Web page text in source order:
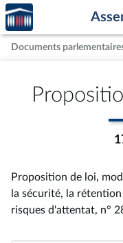
Aller au contenu
Aller en bas de la page
Accèder
à la
page
d'accueil
Documents
Proposition de loi,
la sécurité, la
risques d'attentat, n°